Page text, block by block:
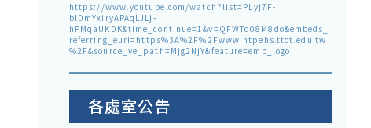
https://www.youtube.com/watch?list=PLyj7F-
blDmYxiryAPAqLJLj-
hPMqaUKDK&time_continue=1&v=QFWTd08M8do&embeds_
referring_euri=https%3A%2F%2Fwww.ntpehs.ttct.edu.tw
%2F&source_ve_path=Mjg2NjY&feature=emb_logo
各處室公告